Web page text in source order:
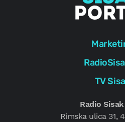
TV
Radio
Rimska ulica 31,